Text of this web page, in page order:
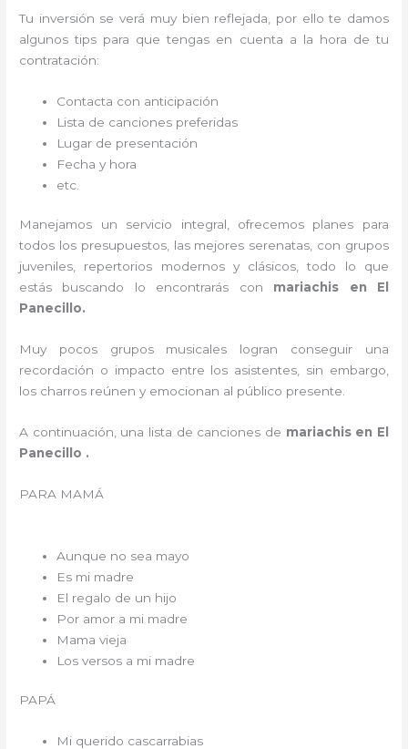
Tu inversión se verá muy bien reflejada, por ello te damos
algunos tips para que tengas en cuenta a la hora de tu
contratación:
Contacta con anticipación
Lista de canciones preferidas
Lugar de presentación
Fecha y hora
etc.
Manejamos un servicio integral, ofrecemos planes para
todos los presupuestos, las mejores serenatas, con grupos
juveniles, repertorios modernos y clásicos, todo lo que
estás buscando lo encontrarás con mariachis en El
Panecillo.
Muy pocos grupos musicales logran conseguir una
recordación o impacto entre los asistentes, sin embargo,
los charros reúnen y emocionan al público presente.
A continuación, una lista de canciones de mariachis en El
Panecillo .
PARA MAMÁ
Aunque no sea mayo
Es mi madre
El regalo de un hijo
Por amor a mi madre
Mama vieja
Los versos a mi madre
PAPÁ
Mi querido cascarrabias